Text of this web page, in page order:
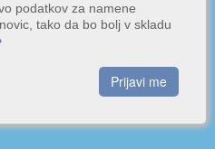
podatkov za namene
tako da bo bolj v skladu
Prijavi me